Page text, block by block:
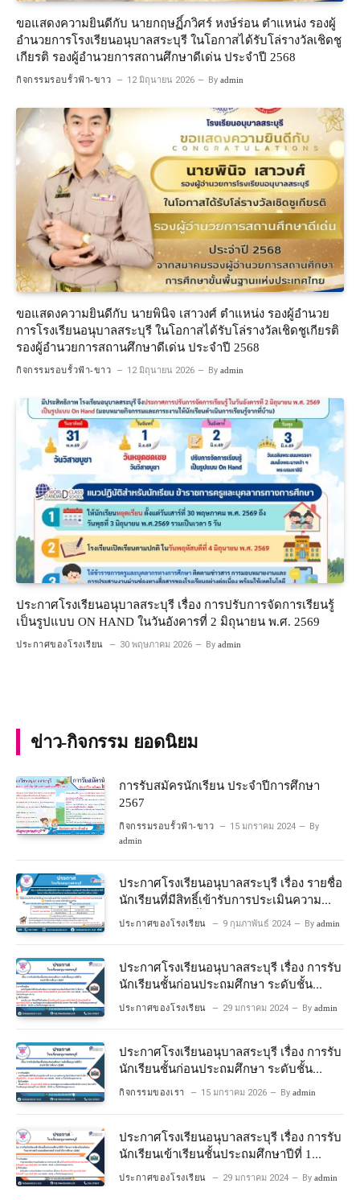
ขอแสดงความยินดีกับ นายกฤษฏิ์ภวิศร์ หงษ์ร่อน ตำแหน่ง รองผู้
อำนวยการโรงเรียนอนุบาลสระบุรี ในโอกาสได้รับโล่รางวัลเชิดชู
เกียรติ รองผู้อำนวยการสถานศึกษาดีเด่น ประจำปี 2568
กิจกรรมรอบรั้วฟ้า-ขาว 12 มิถุนายน 2026 By admin
ขอแสดงความยินดีกับ นายพินิจ เสาวงศ์ ตำแหน่ง รองผู้อำนวย
การโรงเรียนอนุบาลสระบุรี ในโอกาสได้รับโล่รางวัลเชิดชูเกียรติ
รองผู้อำนวยการสถานศึกษาดีเด่น ประจำปี 2568
กิจกรรมรอบรั้วฟ้า-ขาว 12 มิถุนายน 2026 By admin
ประกาศโรงเรียนอนุบาลสระบุรี เรื่อง การปรับการจัดการเรียนรู้
เป็นรูปแบบ ON HAND ในวันอังคารที่ 2 มิถุนายน พ.ศ. 2569
ประกาศของโรงเรียน 30 พฤษภาคม 2026 By admin
ข่าว-กิจกรรม ยอดนิยม
การรับสมัครนักเรียน ประจำปีการศึกษา
2567
กิจกรรมรอบรั้วฟ้า-ขาว 15 มกราคม 2024 By
admin
ประกาศโรงเรียนอนุบาลสระบุรี เรื่อง รายชื่อ
นักเรียนที่มีสิทธิ์เข้ารับการประเมินความ
พร้อมเข้าเรียนชั้นประถมศึกษาปีที่ 1
ประกาศของโรงเรียน 9 กุมภาพันธ์ 2024 By admin
ประกาศโรงเรียนอนุบาลสระบุรี เรื่อง การรับ
นักเรียนชั้นก่อนประถมศึกษา ระดับชั้น
ประกาศของโรงเรียน 29 มกราคม 2024 By admin
ประกาศโรงเรียนอนุบาลสระบุรี เรื่อง การรับ
นักเรียนชั้นก่อนประถมศึกษา ระดับชั้น
อนุบาลปีที่ ๒ ประจำปีการศึกษา ๒๕๖๙
กิจกรรมของเรา 15 มกราคม 2026 By admin
ประกาศโรงเรียนอนุบาลสระบุรี เรื่อง การรับ
นักเรียนเข้าเรียนชั้นประถมศึกษาปีที่ 1
โครงการห้องเรียนพิเศษ วิทยาศาสตร์ และ
ประกาศของโรงเรียน 29 มกราคม 2024 By admin